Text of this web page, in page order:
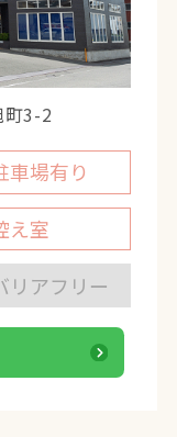
町3-2
車場有り
え室
リアフリー